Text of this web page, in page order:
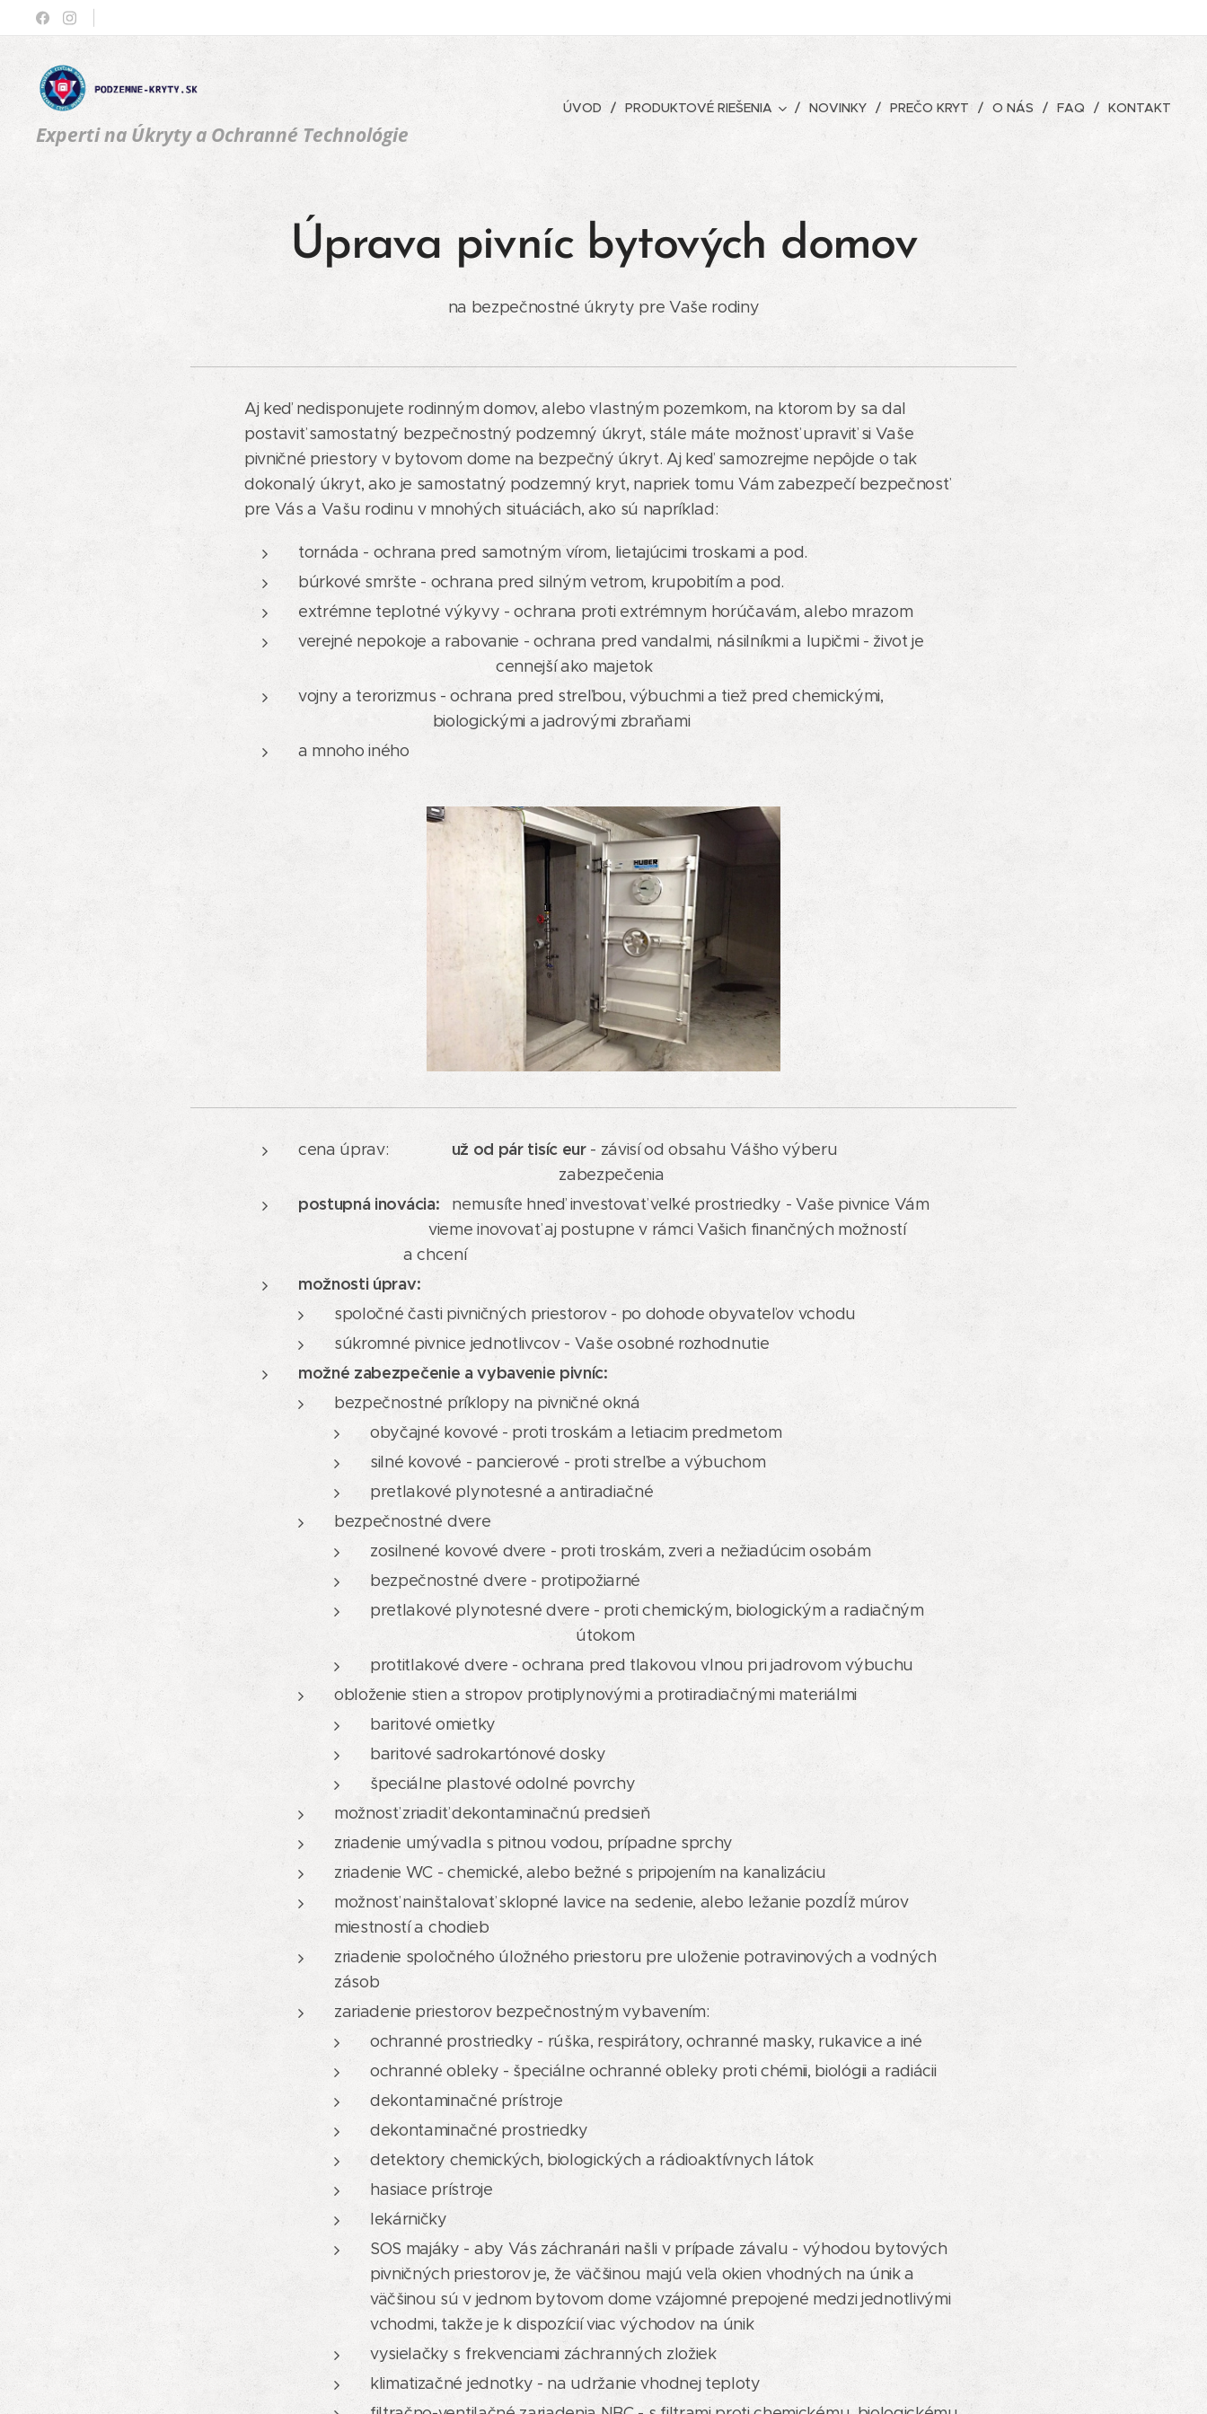
Experti na Úkryty a Ochranné Technológie
ÚVOD PRODUKTOVÉ RIEŠENIA NOVINKY PREČO KRYT O NÁS FAQ KONTAKT
Úprava pivníc bytových domov
na bezpečnostné úkryty pre Vaše rodiny
Aj keď nedisponujete rodinným domov, alebo vlastným pozemkom, na ktorom by sa dal
postaviť samostatný bezpečnostný podzemný úkryt, stále máte možnosť upraviť si Vaše
pivničné priestory v bytovom dome na bezpečný úkryt. Aj keď samozrejme nepôjde o tak
dokonalý úkryt, ako je samostatný podzemný kryt, napriek tomu Vám zabezpečí bezpečnosť
pre Vás a Vašu rodinu v mnohých situáciách, ako sú napríklad:
tornáda - ochrana pred samotným vírom, lietajúcimi troskami a pod.
búrkové smršte - ochrana pred silným vetrom, krupobitím a pod.
extrémne teplotné výkyvy - ochrana proti extrémnym horúčavám, alebo mrazom
verejné nepokoje a rabovanie - ochrana pred vandalmi, násilníkmi a lupičmi - život je
cennejší ako majetok
vojny a terorizmus - ochrana pred streľbou, výbuchmi a tiež pred chemickými,
biologickými a jadrovými zbraňami
a mnoho iného
cena úprav: už od pár tisíc eur- závisí od obsahu Vášho výberu
zabezpečenia
postupná inovácia: nemusíte hneď investovať veľké prostriedky - Vaše pivnice Vám
vieme inovovať aj postupne v rámci Vašich finančných možností
a chcení
možnosti úprav:
spoločné časti pivničných priestorov - po dohode obyvateľov vchodu
súkromné pivnice jednotlivcov - Vaše osobné rozhodnutie
možné zabezpečenie a vybavenie pivníc:
bezpečnostné príklopy na pivničné okná
obyčajné kovové - proti troskám a letiacim predmetom
silné kovové - pancierové - proti streľbe a výbuchom
pretlakové plynotesné a antiradiačné
bezpečnostné dvere
zosilnené kovové dvere - proti troskám, zveri a nežiadúcim osobám
bezpečnostné dvere - protipožiarné
pretlakové plynotesné dvere - proti chemickým, biologickým a radiačným
útokom
protitlakové dvere - ochrana pred tlakovou vlnou pri jadrovom výbuchu
obloženie stien a stropov protiplynovými a protiradiačnými materiálmi
baritové omietky
baritové sadrokartónové dosky
špeciálne plastové odolné povrchy
možnosť zriadiť dekontaminačnú predsieň
zriadenie umývadla s pitnou vodou, prípadne sprchy
zriadenie WC - chemické, alebo bežné s pripojením na kanalizáciu
možnosť nainštalovať sklopné lavice na sedenie, alebo ležanie pozdĺž múrov
miestností a chodieb
zriadenie spoločného úložného priestoru pre uloženie potravinových a vodných
zásob
zariadenie priestorov bezpečnostným vybavením:
ochranné prostriedky - rúška, respirátory, ochranné masky, rukavice a iné
ochranné obleky - špeciálne ochranné obleky proti chémii, biológii a radiácii
dekontaminačné prístroje
dekontaminačné prostriedky
detektory chemických, biologických a rádioaktívnych látok
hasiace prístroje
lekárničky
SOS majáky - aby Vás záchranári našli v prípade závalu - výhodou bytových
pivničných priestorov je, že väčšinou majú veľa okien vhodných na únik a
väčšinou sú v jednom bytovom dome vzájomné prepojené medzi jednotlivými
vchodmi, takže je k dispozícií viac východov na únik
vysielačky s frekvenciami záchranných zložiek
klimatizačné jednotky - na udržanie vhodnej teploty